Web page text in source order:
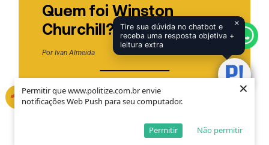
Permitir que www.politize.com.br envie
notificações Web Push para seu computador.
Não permitir
Permitir
×
Permitir que www.politize.com.br envie
notificações Web Push para seu computador.
Não permitir
Permitir
×
Quem foi Winston
Churchill?
PorIvan Almeida
CIDADANIA, CULTURA E SOCIEDADE
Peacekeeping,
Tire sua dúvida no chatbot e
receba uma resposta objetiva +
leitura extra
×